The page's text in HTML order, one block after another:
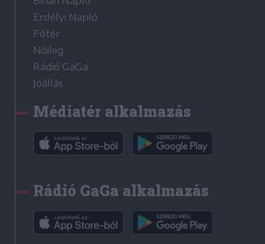
Erdélyi Napló
Főtér
Nőileg
Rádió GaGa
Jóállás
Médiatér alkalmazás
Rádió GaGa alkalmazás